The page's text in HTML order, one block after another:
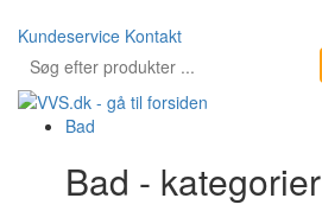
Kundeservice Kontakt
Bad
Bad - kategorier